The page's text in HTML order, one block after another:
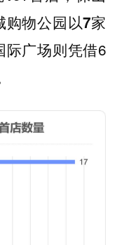
购物公园以7家
际广场则凭借6